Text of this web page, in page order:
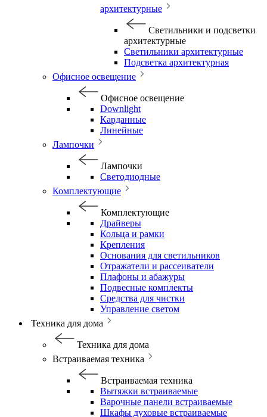
архитектурные
Светильники и подсветки
архитектурные
Светильники архитектурные
Подсветка архитектурная
Офисное освещение
Офисное освещение
Downlight
Карданные
Линейные
Лампочки
Лампочки
Светодиодные
Комплектующие
Комплектующие
Драйверы
Кольца и рамки
Крепления
Основания для светильников
Отражатели и рассеиватели
Плафоны и абажуры
Подвесные комплекты
Средства для чистки
Управление светом
Техника для дома
Техника для дома
Встраиваемая техника
Встраиваемая техника
Вытяжки встраиваемые
Варочные панели встраиваемые
Шкафы духовые встраиваемые